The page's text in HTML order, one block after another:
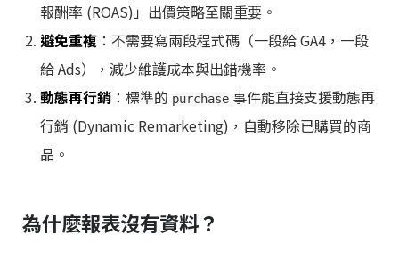
報酬率 (ROAS)」出價策略至關重要。
避免重複 ：不需要寫兩段程式碼（一段給 GA4，一段
給 Ads），減少維護成本與出錯機率。
動態再行銷 ：標準的 purchase 事件能直接支援動態再
行銷 (Dynamic Remarketing)，自動移除已購買的商
品。
為什麼報表沒有資料？